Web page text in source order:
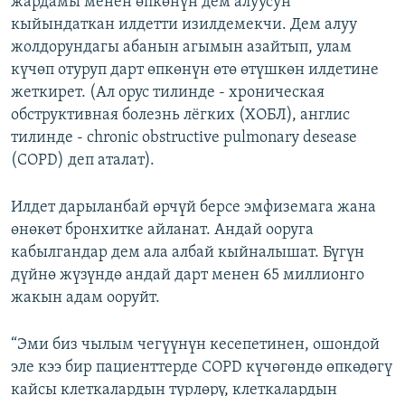
кыйындаткан илдетти изилдемекчи. Дем алуу
жолдорундагы абанын агымын азайтып, улам
күчөп отуруп дарт өпкөнүн өтө өтүшкөн илдетине
жеткирет. (Ал орус тилинде - хроническая
обструктивная болезнь лёгких (ХОБЛ), англис
тилинде - chronic obstructive pulmonary desease
(COPD) деп аталат).
Илдет дарыланбай өрчүй берсе эмфиземага жана
өнөкөт бронхитке айланат. Андай ооруга
кабылгандар дем ала албай кыйналышат. Бүгүн
дүйнө жүзүндө андай дарт менен 65 миллионго
жакын адам ооруйт.
“Эми биз чылым чегүүнүн кесепетинен, ошондой
эле кээ бир пациенттерде COPD күчөгөндө өпкөдөгү
кайсы клеткалардын түрлөрү, клеткалардын